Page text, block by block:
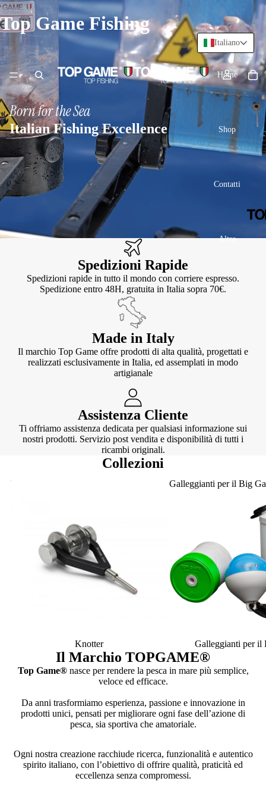
Top Game Fishing
Home
Shop
Contatti
Altro
Born for the Sea
Italian Fishing Excellence
Spedizioni Rapide
Spedizioni rapide in tutto il mondo con corriere espresso.
Spedizione entro 48H, gratuita in Italia sopra 70€.
Made in Italy
Il marchio Top Game offre prodotti di alta qualità, progettati e
realizzati esclusivamente in Italia, ed assemplati in modo
artigianale
Assistenza Cliente
Ti offriamo assistenza dedicata per qualsiasi informazione sui
nostri prodotti. Servizio post vendita e disponibilità di tutti i
ricambi originali.
Collezioni
Knotter
Knotter
Galleggianti per il Big
Galleggianti per il
Il Marchio TOPGAME®
Top Game®nasce per rendere la pesca in mare più semplice,
veloce ed efficace.
Da anni trasformiamo esperienza, passione e innovazione in
prodotti unici, pensati per migliorare ogni fase dell’azione di
pesca, sia sportiva che amatoriale.
Ogni nostra creazione racchiude ricerca, funzionalità e autentico
spirito italiano, con l’obiettivo di offrire qualità, praticità ed
eccellenza senza compromessi.
Italiano